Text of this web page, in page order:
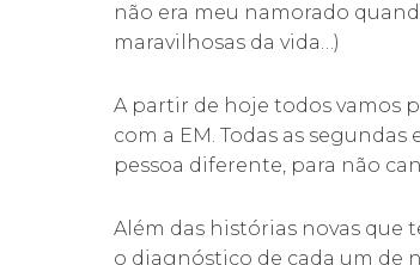
não era meu namorado
maravilhosas da vida…)
A partir de hoje todos vamos
com a EM. Todas as
pessoa diferente, para não
Além das histórias novas que
o diagnóstico de cada um de